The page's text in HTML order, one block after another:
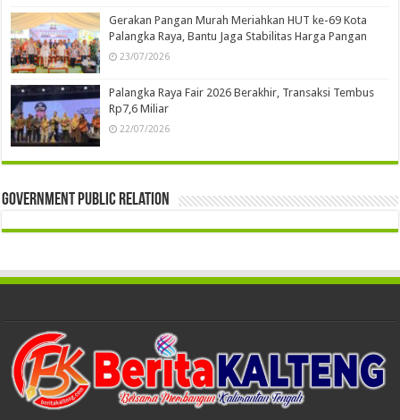
Gerakan Pangan Murah Meriahkan HUT ke-69 Kota
Palangka Raya, Bantu Jaga Stabilitas Harga Pangan
23/07/2026
Palangka Raya Fair 2026 Berakhir, Transaksi Tembus
Rp7,6 Miliar
22/07/2026
Government Public Relation